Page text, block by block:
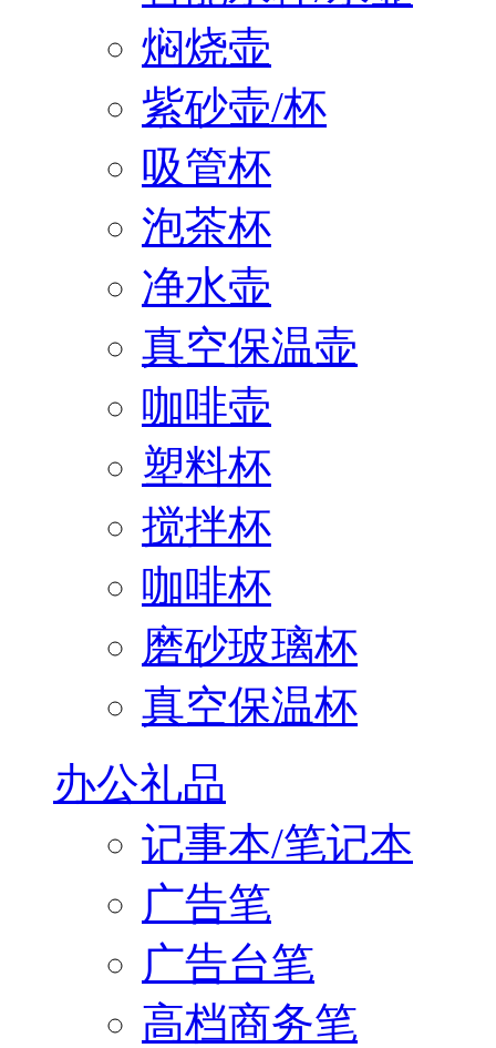
焖烧壶
紫砂壶/杯
吸管杯
泡茶杯
净水壶
真空保温壶
咖啡壶
塑料杯
搅拌杯
咖啡杯
磨砂玻璃杯
真空保温杯
办公礼品
记事本/笔记本
广告笔
广告台笔
高档商务笔